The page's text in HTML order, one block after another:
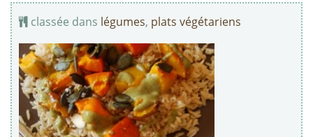
classée dans légumes, plats végétariens